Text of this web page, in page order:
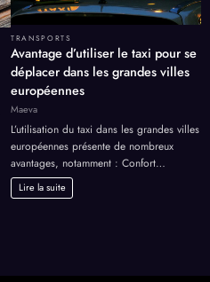
TRANSPORTS
Avantage d’utiliser le taxi pour se
déplacer dans les grandes villes
européennes
Maeva
L’utilisation du taxi dans les grandes villes
européennes présente de nombreux
avantages, notamment : Confort…
Lire la suite